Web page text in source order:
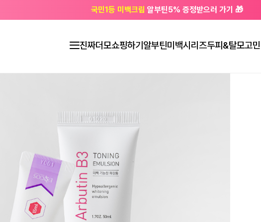
국민1등 미백크림 알부틴5% 증정받으러 가기 🎁
진짜더모쇼핑하기 알부틴미백시리즈두피&탈모고민